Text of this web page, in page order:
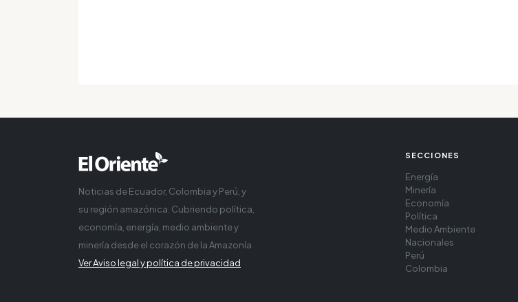
Noticias de Ecuador, Colombia y Perú, y
su región amazónica. Cubriendo política,
economía, energía, medio ambiente y
minería desde el corazón de la Amazonía
Ver Aviso legal y política de privacidad
SECCIONES
Energía
Minería
Economía
Política
Medio Ambiente
Nacionales
Perú
Colombia